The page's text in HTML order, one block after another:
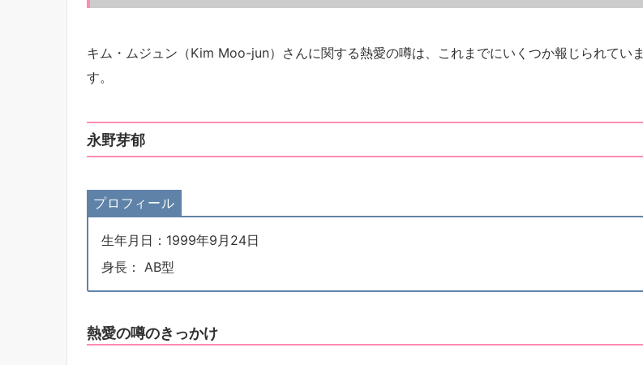
キム・ムジュン（Kim Moo-jun）さんに関する熱愛の噂は、これまでにいくつか報じられていま
す。
永野芽郁
プロフィール
生年月日：1999年9月24日
身長： AB型
熱愛の噂のきっかけ